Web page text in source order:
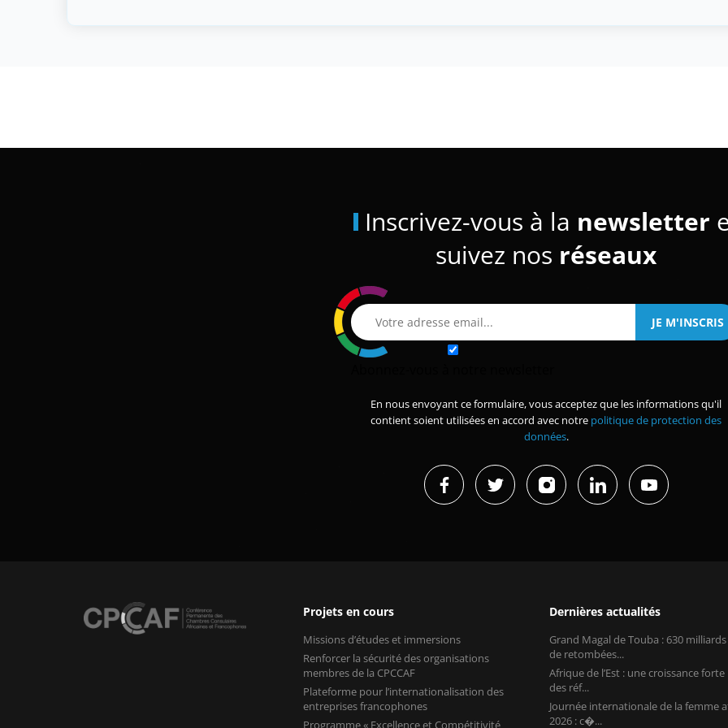
Inscrivez-vous à la newsletter
suivez nos réseaux
En nous envoyant ce formulaire, vous acceptez que les informations qu'il
contient soient utilisées en accord avec notre politique de protection des
données.
Projets en cours
Missions d’études et immersions
Renforcer la sécurité des organisations
membres de la CPCCAF
Plateforme pour l’internationalisation des
entreprises francophones
Programme « Excellence et Compétitivité
Dernières actualités
Grand Magal de Touba : 630 milliards
de retombées...
Afrique de l’Est : une croissance forte
des réf...
Journée internationale de la femme
2026 : c�...